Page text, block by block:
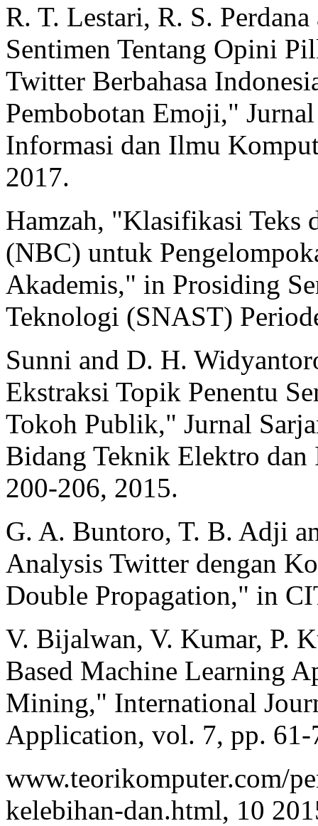
R. T. Lestari, R. S.
Sentimen Tentang Opini
Twitter Berbahasa
Pembobotan Emoji,"
Informasi dan Ilmu
2017.
Hamzah, "Klasifikasi Teks
(NBC) untuk
Akademis," in Prosiding
Teknologi (SNAST)
Sunni and D. H.
Ekstraksi Topik Penentu
Tokoh Publik," Jurnal
Bidang Teknik Elektro
200-206, 2015.
G. A. Buntoro, T. B. Adji
Analysis Twitter dengan
Double Propagation," in
V. Bijalwan, V. Kumar, P.
Based Machine Learning
Mining," International
Application, vol. 7, pp. 61-
www.teorikomputer.com/
kelebihan-dan.html, 10